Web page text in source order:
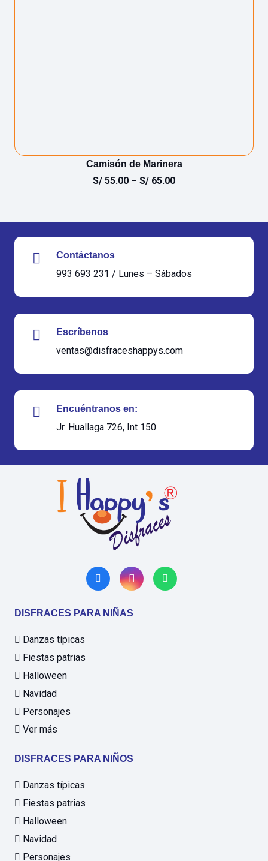
Camisón de Marinera
S/ 55.00 – S/ 65.00
Contáctanos
993 693 231 / Lunes – Sábados
Escríbenos
ventas@disfraceshappys.com
Encuéntranos en:
Jr. Huallaga 726, Int 150
DISFRACES PARA NIÑAS
Danzas típicas
Fiestas patrias
Halloween
Navidad
Personajes
Ver más
DISFRACES PARA NIÑOS
Danzas típicas
Fiestas patrias
Halloween
Navidad
Personajes